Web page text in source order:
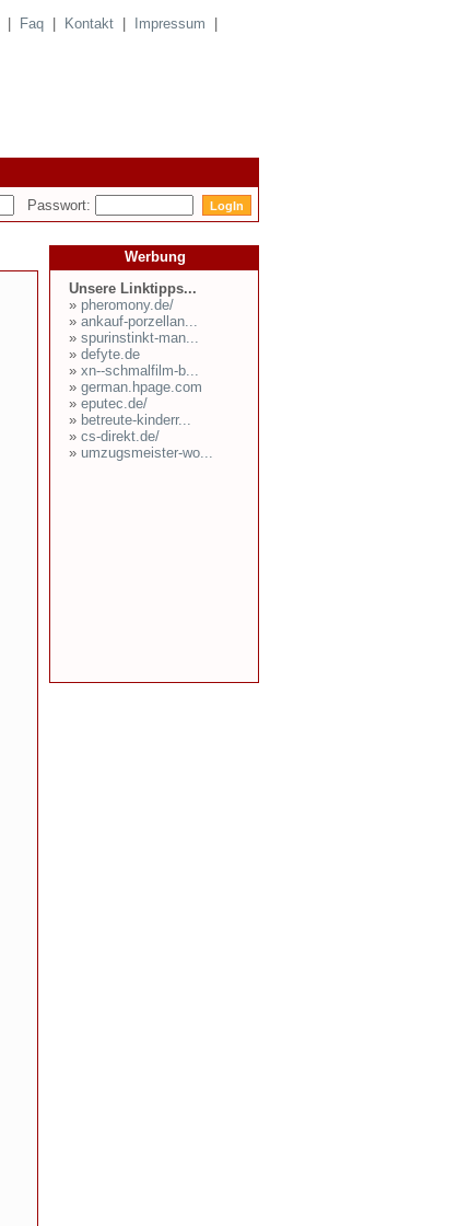
Faq Kontakt Impressum
Passwort:
Werbung
Unsere Linktipps...
» pheromony.de/
» ankauf-porzellan...
» spurinstinkt-man...
» defyte.de
» xn--schmalfilm-b...
» german.hpage.com
» eputec.de/
» betreute-kinderr...
» cs-direkt.de/
» umzugsmeister-wo...